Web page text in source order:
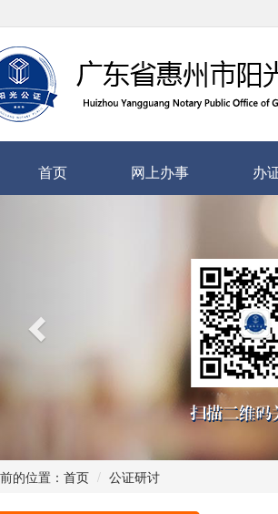
首页 网上办事 办
的位置： 首页 公证研讨